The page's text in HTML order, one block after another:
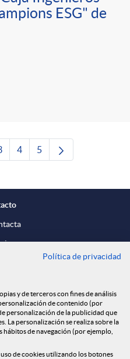
ESG" de
Página
4 Página
5
Blog
Política de privacidad
y de terceros con fines de análisis
de contenido (por
personalización de la publicidad que
La personalización se realiza sobre la
hábitos de navegación (por ejemplo,
de cookies utilizando los botones